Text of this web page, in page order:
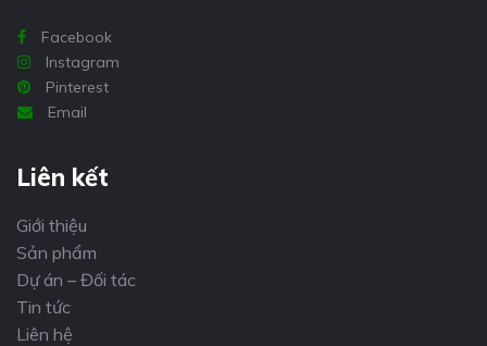
Facebook
Instagram
Pinterest
Email
Liên kết
Giới thiệu
Sản phẩm
Dự án – Đối tác
Tin tức
Liên hệ